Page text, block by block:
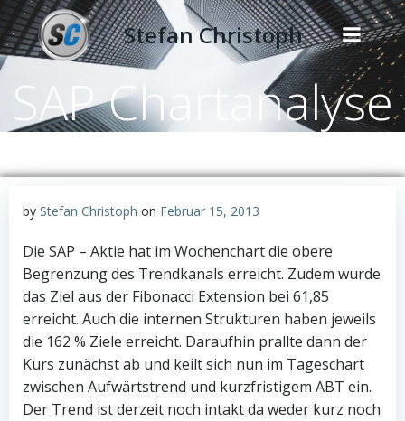
Zum
Inhalt
springen
Stefan Christoph
SAP Chartanalyse
by Stefan Christoph on Februar 15, 2013
Die SAP – Aktie hat im Wochenchart die obere
Begrenzung des Trendkanals erreicht. Zudem wurde
das Ziel aus der Fibonacci Extension bei 61,85
erreicht. Auch die internen Strukturen haben jeweils
die 162 % Ziele erreicht. Daraufhin prallte dann der
Kurs zunächst ab und keilt sich nun im Tageschart
zwischen Aufwärtstrend und kurzfristigem ABT ein.
Der Trend ist derzeit noch intakt da weder kurz noch